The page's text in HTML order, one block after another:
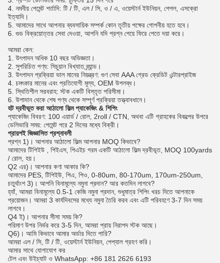
4. নমনীয় পেমেন্ট শর্তাদি: টি / টি, এল / সি, ও / এ, ওয়েস্টার্ন ইউনিয়ন, পেপল, এসক্রো
ইত্যাদি।
5. আমাদের সাথে আপনার ব্যবসায়িক সম্পর্ক কোন তৃতীয় পক্ষের গোপনীয় হতে হবে।
6. গুড বিক্রয়োত্তর সেবা দেওয়া, আপনি যদি প্রশ্ন পেয়ে ফিরে পেতে দয়া করে।
আমরা কেন:
1. উৎপাদন অধিক 10 বছর অভিজ্ঞতা।
2. সুপরিচিত পণ্য: সিচুয়ান বিখ্যাত ব্র্যান্ড।
3. উৎপাদন প্রক্রিয়া ভাল মানের নিয়ন্ত্রণ: গুণ সেবা AAA গ্রেড ক্রেডিট এন্টারপ্রাইজ
4. চমৎকার মানের এবং প্রতিযোগী মূল্য, OEM উপলব্ধ।
5. স্থিতিশীল সরবরাহ: স্টক একটি বিস্তৃত পরিসীমা।
6. উপাদান থেকে শেষ পণ্য থেকে সম্পূর্ণ প্রক্রিয়া তত্ত্বাবধানে।
হট দ্রবীভূত করা আঠালো ফিল্ম প্যাকেজিং & শিপিং
প্যাকেজিং বিবরণ: 100 এয়ার্ড / রোল, 2roll / CTN, অথবা এটি গ্রাহকের বিকল্পের উপরে
ডেলিভারি সময়: পেমেন্ট পরে 2 দিনের মধ্যে বিক্রী।
প্রায়শই জিজ্ঞাসিত প্রশ্নাবলী
প্রশ্ন 1)। আপনার আঠালো ফিল্ম আপনার MOQ কিভাবে?
আমাদের টিপিইউ , পিইএস, পিএইচ গরম একটি আঠালো ফিল্মদ্রবীভূত, MOQ 100yards
/ রোল, হয়।
Q2 এর)। আপনার কণা আকার কি?
আমাদের PES, টিপিইউ, পিএ, পিও, 0-80um, 80-170um, 170um-250um,
চতুর্থাংশ 3)। আপনি বিনামূল্যে নমুনা প্রদান? আর কতদিন লাগবে?
হ্যাঁ, আমরা বিনামূল্যে 0.5-1 কেজি নমুনা প্রদান, শুধুমাত্র শিপিং খরচ দিতে আপনাকে
প্রয়োজন। আমরা 3 কার্যদিবসের মধ্যে নমুনা তৈরি করব এবং এটি পরিবহণে 3-7 দিন সময়
লাগবে।
Q4 ই)। আপনার সীসা সময় কি?
পরিমাণ উপর নির্ভর করে 3-5 দিন, আমরা প্রায় নিরাপদ স্টক আছে।
Q6)। আমি কিভাবে আমার অর্ডার দিতে পারি?
আমরা এল / সি, টি / টি, ওয়েস্টার্ন ইউনিয়ন, পেপ্যাল ​​গ্রহণ করি।
আমার সাথে যোগাযোগ কর
টেল এবং উইচ্যাট ও WhatsApp: +86 181 2626 6193